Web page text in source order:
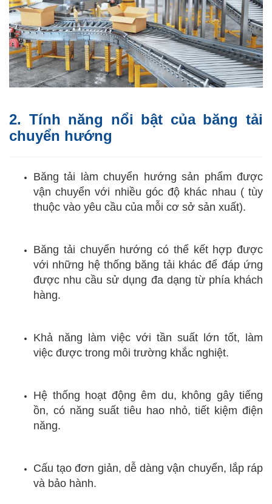
2. Tính năng nổi bật của băng tải
chuyển hướng
Băng tải làm chuyển hướng sản phẩm được
vận chuyển với nhiều góc độ khác nhau ( tùy
thuộc vào yêu cầu của mỗi cơ sở sản xuất).
Băng tải chuyển hướng có thể kết hợp được
với những hệ thống băng tải khác để đáp ứng
được nhu cầu sử dụng đa dạng từ phía khách
hàng.
Khả năng làm việc với tần suất lớn tốt, làm
việc được trong môi trường khắc nghiệt.
Hệ thống hoạt động êm du, không gây tiếng
ồn, có năng suất tiêu hao nhỏ, tiết kiệm điện
năng.
Cấu tạo đơn giản, dễ dàng vận chuyển, lắp ráp
và bảo hành.